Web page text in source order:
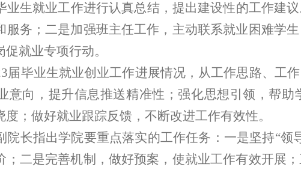
业生就业工作进行认真总结， 提出建设性的工作建议
服务 ；二是加强班主任工作，主动联系就业困难学
促就业专项行动。
届毕业生就业创业工作进展情况 ，从工作思路、工
意向，提升信息推送精准性；强化思想引领，帮
；做好就业跟踪反馈，不断改进工作有效性。
院长指出学院要重点落实的工作任务：一是坚持“领
；二是完善机制，做好预案，使就业工作有效开展